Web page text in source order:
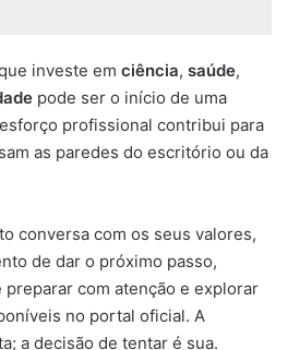
investe em ciência, saúde,
pode ser o início de uma
profissional contribui para
as paredes do escritório ou da
conversa com os seus valores,
de dar o próximo passo,
com atenção e explorar
no portal oficial. A
a decisão de tentar é sua.